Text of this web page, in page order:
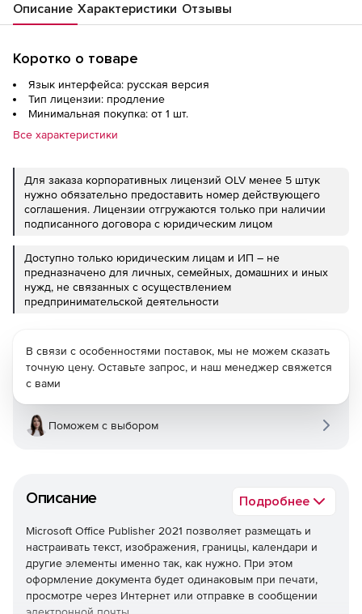
Описание Характеристики Отзывы
Коротко о товаре
Язык интерфейса: русская версия
Тип лицензии: продление
Минимальная покупка: от 1 шт.
Все характеристики
Для заказа корпоративных лицензий OLV менее 5 штук
нужно обязательно предоставить номер действующего
соглашения. Лицензии отгружаются только при наличии
подписанного договора с юридическим лицом
Доступно только юридическим лицам и ИП – не
предназначено для личных, семейных, домашних и иных
нужд, не связанных с осуществлением
предпринимательской деятельности
Описание Подробнее
Microsoft Office Publisher 2021 позволяет размещать и
настраивать текст, изображения, границы, календари и
другие элементы именно так, как нужно. При этом
оформление документа будет одинаковым при печати,
просмотре через Интернет или отправке в сообщении
В связи с особенностями поставок, мы не можем сказать
точную цену. Оставьте запрос, и наш менеджер свяжется
с вами
Поможем с выбором